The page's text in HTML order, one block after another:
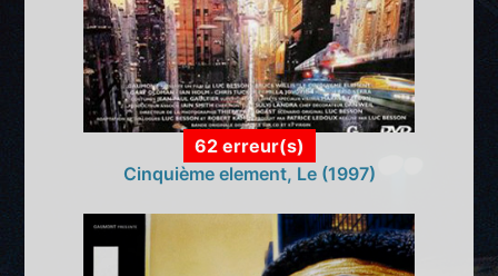
62 erreur(s)
Cinquième element, Le (1997)